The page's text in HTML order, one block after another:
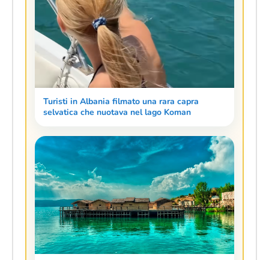
Turisti in Albania filmato una rara capra
selvatica che nuotava nel lago Koman